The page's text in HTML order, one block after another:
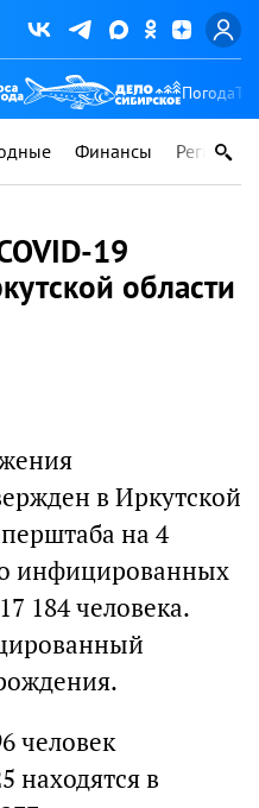
Погода
Финансы Регионы
19
области
в Иркутской
на 4
инфицированных
184 человека.
человек
находятся в